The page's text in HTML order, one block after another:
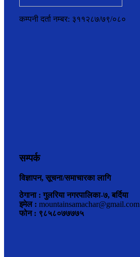
कम्पनी दर्ता नम्बर: ३११२८७/७९/०८०
सम्पर्क
विज्ञापन, सूचना/समाचारका लागि
ठेगाना : गुलरिया नगरपालिका-७, बर्दिया
इमेल : mountainsamachar@gmail.com
फोन : ९८५८०७७७७५